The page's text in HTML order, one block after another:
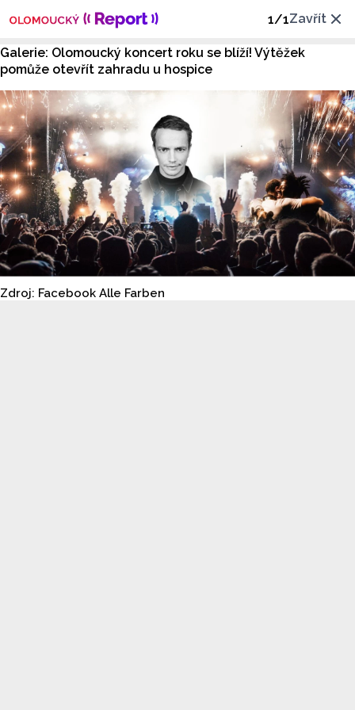
1/1Zavřít
Galerie: Olomoucký koncert roku se blíží! Výtěžek
pomůže otevřít zahradu u hospice
Zdroj: Facebook Alle Farben